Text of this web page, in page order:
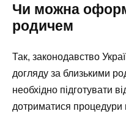
Чи можна
родичем
Так, законодавство
догляду за близькими
необхідно підготувати
дотриматися процедури